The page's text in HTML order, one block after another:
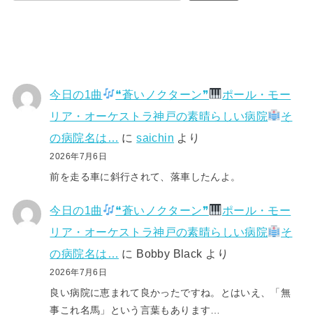
今日の1曲 ❝蒼いノクターン❞
ポール・モー
リア・オーケストラ神戸の素晴らしい病院
そ
の病院名は… にsaichin より
2026年7月6日
前を走る車に斜行されて、落車したんよ。
今日の1曲 ❝蒼いノクターン❞
ポール・モー
リア・オーケストラ神戸の素晴らしい病院
そ
の病院名は… に Bobby Black より
2026年7月6日
良い病院に恵まれて良かったですね。とはいえ、「無
事これ名馬」という言葉もあります…